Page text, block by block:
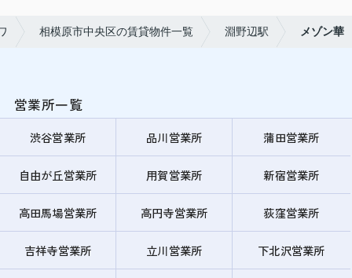
相模原市中央区の賃貸物件一覧 淵野辺駅 メゾン華
営業所一覧
渋谷営業所 品川営業所 蒲田営業所
自由が丘営業所 用賀営業所 新宿営業所
高田馬場営業所 高円寺営業所 荻窪営業所
吉祥寺営業所 立川営業所 下北沢営業所